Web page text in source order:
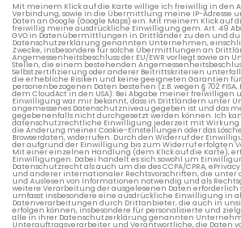
Mit meinem Klick auf die Karte willige ich freiwillig in den
Verbindung, sowie in die Übermittlung meine IP-Adresse
Daten an Google (Google Maps) ein. Mit meinem Klick auf
freiwillig meine ausdrückliche Einwilligung gem. Art. 49 Abs.
GVO in Datenübermittlungen in Drittländer zu den und
Datenschutzerklärung genannten Unternehmen,
Zwecke, insbesondere für solche Übermittlungen an
Angemessenheitsbeschluss der EU/EWR vorliegt sowie an
Stellen, die einem bestehenden
Selbstzertifizierung oder anderer Beitrittskriterien
die erhebliche Risiken und keine geeigneten Garantien
personenbezogenen Daten bestehen (z.B. wegen § 702 FISA,
dem CloudAct in den USA). Bei Abgabe meiner freiwilligen
Einwilligung war mir bekannt, dass in Drittländern unter
angemessenes Datenschutzniveau gegeben ist und das
gegebenenfalls nicht durchgesetzt werden können. Ich
datenschutzrechtliche Einwilligung jederzeit mit Wirkung
die Änderung meiner Cookie-Einstellungen oder das
Browserdaten, widerrufen. Durch den Widerruf der
der aufgrund der Einwilligung bis zum Widerruf erfolgten
Mit einer einzelnen Handlung (dem Klick auf die Karte),
Einwilligungen. Dabei handelt es sich sowohl um
Datenschutzrecht als auch um die des CCPA/CPRA,
und anderer internationaler Rechtsvorschriften, die unter
und Auslesen von Informationen notwendig und als
weitere Verarbeitung der ausgelesenen Daten
umfasst insbesondere eine ausdrückliche Einwilligung in
Datenverarbeitungen durch Drittanbieter, die auch in
erfolgen können, insbesondere für personalisierte und
alle in ihrer Datenschutzerklärung genannten
Unterauftragsverarbeiter und Verantwortliche, die Daten